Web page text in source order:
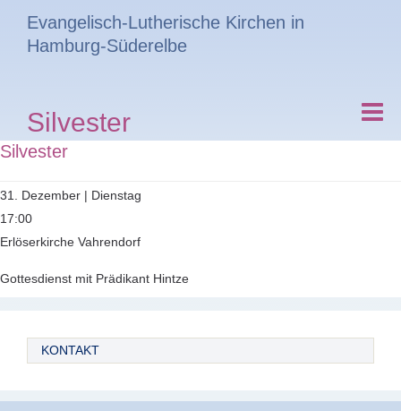
Evangelisch-Lutherische Kirchen in
Hamburg-Süderelbe
Silvester
Silvester
31. Dezember | Dienstag
17:00
Erlöserkirche Vahrendorf
Gottesdienst mit Prädikant Hintze
KONTAKT